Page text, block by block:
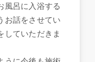
風呂に入浴する
お話をさせてい
していただきま